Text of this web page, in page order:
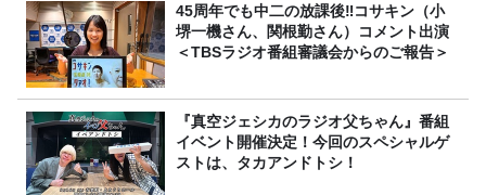
45周年でも中二の放課後‼コサキン（小
堺一機さん、関根勤さん）コメント出演
＜TBSラジオ番組審議会からのご報告＞
『真空ジェシカのラジオ父ちゃん』番組
イベント開催決定！今回のスペシャルゲ
ストは、タカアンドトシ！